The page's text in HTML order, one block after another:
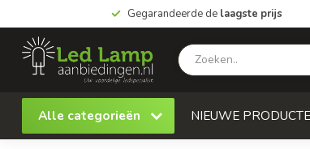
Gegarandeerde de laagste prijs
Alle categorieën NIEUWE